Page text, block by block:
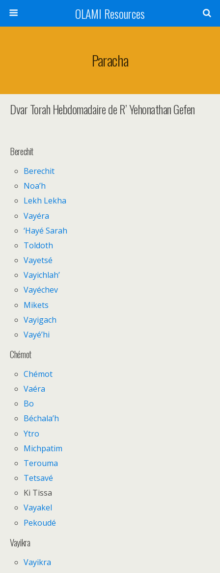
OLAMI Resources
Paracha
Dvar Torah Hebdomadaire de R’ Yehonathan Gefen
Berechit
Berechit
Noa’h
Lekh Lekha
Vayéra
‘Hayé Sarah
Toldoth
Vayetsé
Vayichlah’
Vayéchev
Mikets
Vayigach
Vayé’hi
Chémot
Chémot
Vaéra
Bo
Béchala’h
Ytro
Michpatim
Terouma
Tetsavé
Ki Tissa
Vayakel
Pekoudé
Vayikra
Vayikra